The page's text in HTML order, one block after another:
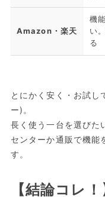
Amazon・楽天
機
い
る
とにかく安く・お試
ー)。
長く使う一台を選びた
センターか通販で機能
す。
【結論コレ